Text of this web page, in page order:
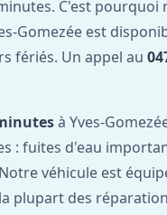
C'est pourquoi
Gomezée est
fériés. Un appel au
à Yves-
: fuites d'eau
véhicule est
plupart des